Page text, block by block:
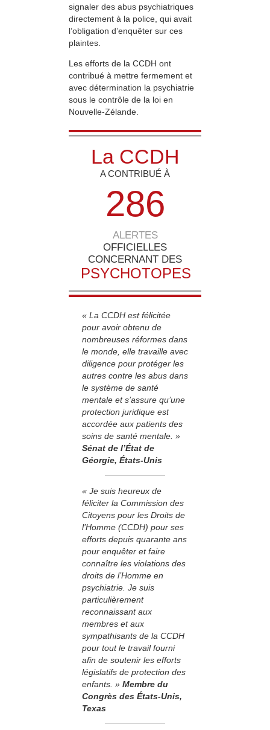
signaler des abus psychiatriques
directement à la police, qui avait
l’obligation d’enquêter sur ces
plaintes.
Les efforts de la CCDH ont
contribué à mettre fermement et
avec détermination la psychiatrie
sous le contrôle de la loi en
Nouvelle-Zélande.
La CCDH
A CONTRIBUÉ À
286
ALERTES
OFFICIELLES
CONCERNANT DES
PSYCHOTOPES
« La CCDH est félicitée
pour avoir obtenu de
nombreuses réformes dans
le monde, elle travaille avec
diligence pour protéger les
autres contre les abus dans
le système de santé
mentale et s’assure qu’une
protection juridique est
accordée aux patients des
soins de santé mentale. »
Sénat de l’État de
Géorgie, États-Unis
« Je suis heureux de
féliciter la Commission des
Citoyens pour les Droits de
l’Homme (CCDH) pour ses
efforts depuis quarante ans
pour enquêter et faire
connaître les violations des
droits de l’Homme en
psychiatrie. Je suis
particulièrement
reconnaissant aux
membres et aux
sympathisants de la CCDH
pour tout le travail fourni
afin de soutenir les efforts
législatifs de protection des
enfants. » Membre du
Congrès des États-Unis,
Texas